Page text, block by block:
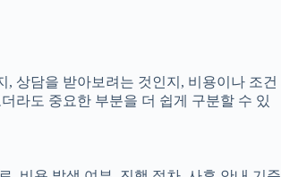
상담을 받아보려는 것인지, 비용이나 조건
라도 중요한 부분을 더 쉽게 구분할 수 있